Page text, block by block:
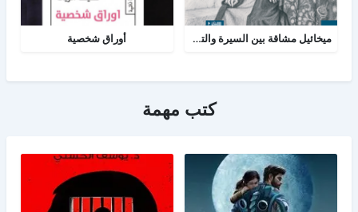
ميخائيل مشاقة بين السيرة والتاريخ أوراق شخصية
كتب مهمة